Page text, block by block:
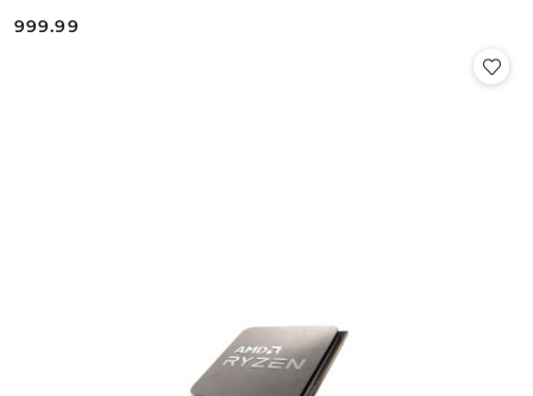
Cena:
999.99